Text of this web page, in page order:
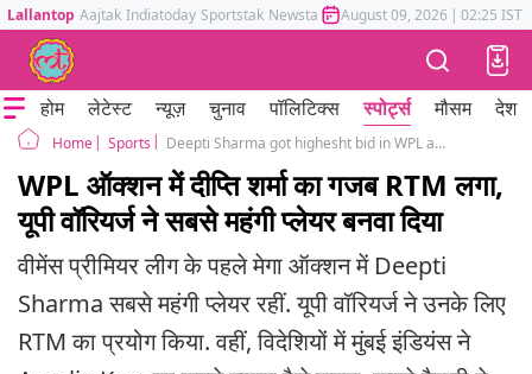
Lallantop Aajtak Indiatoday Sportstak Newstak Mumbai Tak Astrotak
August 09, 2026 | 02:25 IST
होम लेटेस्ट न्यूज़ चुनाव पॉलिटिक्स स्पोर्ट्स मौसम देश
Home Sports Deepti Sharma got highesht bid in WPL auction UP Warriorz used RTM to get her at 3 crore 20 lakhs
WPL ऑक्शन में दीप्ति शर्मा का गजब RTM लगा,
यूपी वॉरियर्ज ने सबसे महंगी प्लेयर बनवा दिया
वीमेंस प्रीमियर लीग के पहले मेगा ऑक्शन में Deepti
Sharma सबसे महंगी प्लेयर रहीं. यूपी वॉरियर्ज ने उनके लिए
RTM का प्रयोग किया. वहीं, विदेश‍ियों में मुंबई इंडियंस ने